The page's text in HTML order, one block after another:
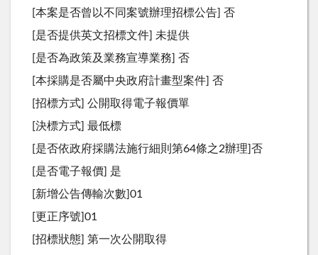
[本案是否曾以不同案號辦理招標公告] 否
[是否提供英文招標文件] 未提供
[是否為政策及業務宣導業務] 否
[本採購是否屬中央政府計畫型案件] 否
[招標方式] 公開取得電子報價單
[決標方式] 最低標
[是否依政府採購法施行細則第64條之2辦理]否
[是否電子報價] 是
[新增公告傳輸次數]01
[更正序號]01
[招標狀態] 第一次公開取得